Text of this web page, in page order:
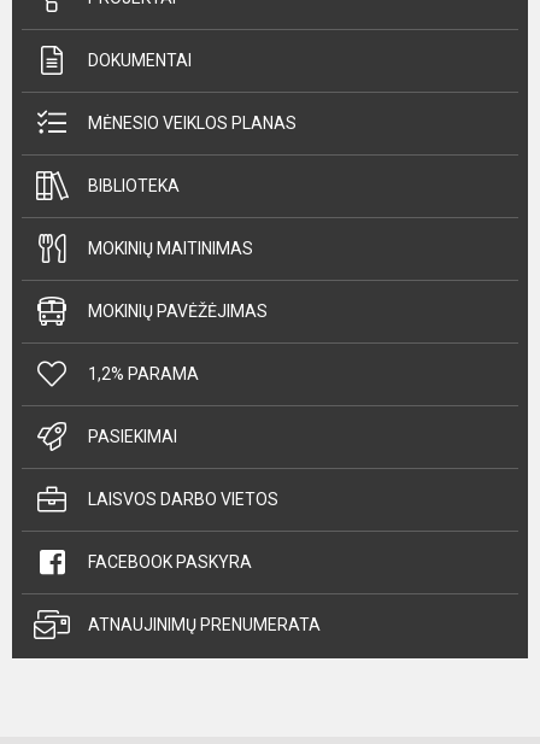
DOKUMENTAI
MĖNESIO VEIKLOS PLANAS
BIBLIOTEKA
MOKINIŲ MAITINIMAS
MOKINIŲ PAVĖŽĖJIMAS
1,2% PARAMA
PASIEKIMAI
LAISVOS DARBO VIETOS
FACEBOOK PASKYRA
ATNAUJINIMŲ PRENUMERATA